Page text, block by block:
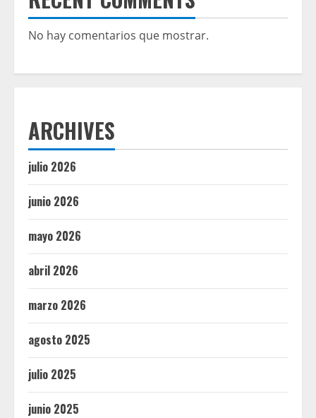
No hay comentarios que mostrar.
ARCHIVES
julio 2026
junio 2026
mayo 2026
abril 2026
marzo 2026
agosto 2025
julio 2025
junio 2025